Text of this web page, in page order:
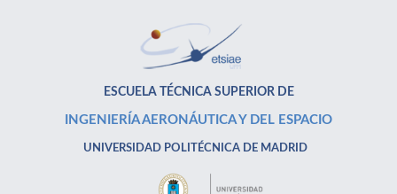
ESCUELA TÉCNICA SUPERIOR DE
INGENIERÍA AERONÁUTICA Y DEL ESPACIO
UNIVERSIDAD POLITÉCNICA DE MADRID